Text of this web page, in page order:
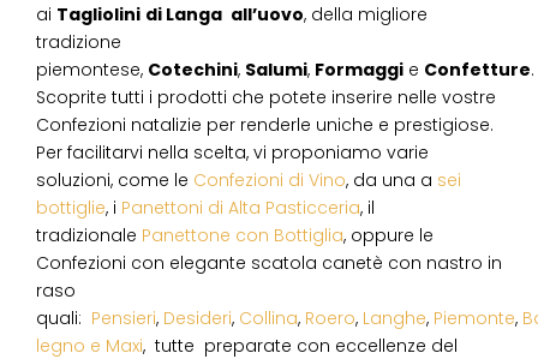
ai Tagliolini di Langa all’uovo, della migliore
tradizione
piemontese, Cotechini, Salumi, Formaggi e Confetture.
Scoprite tutti i prodotti che potete inserire nelle vostre
Confezioni natalizie per renderle uniche e prestigiose.
Per facilitarvi nella scelta, vi proponiamo varie
soluzioni, come le Confezioni di Vino, da una a sei
bottiglie, i Panettoni di Alta Pasticceria, il
tradizionale Panettone con Bottiglia, oppure le
Confezioni con elegante scatola canetè con nastro in
raso
quali: Pensieri, Desideri, Collina, Roero, Langhe, Piemonte,
legno e Maxi, tutte preparate con eccellenze del